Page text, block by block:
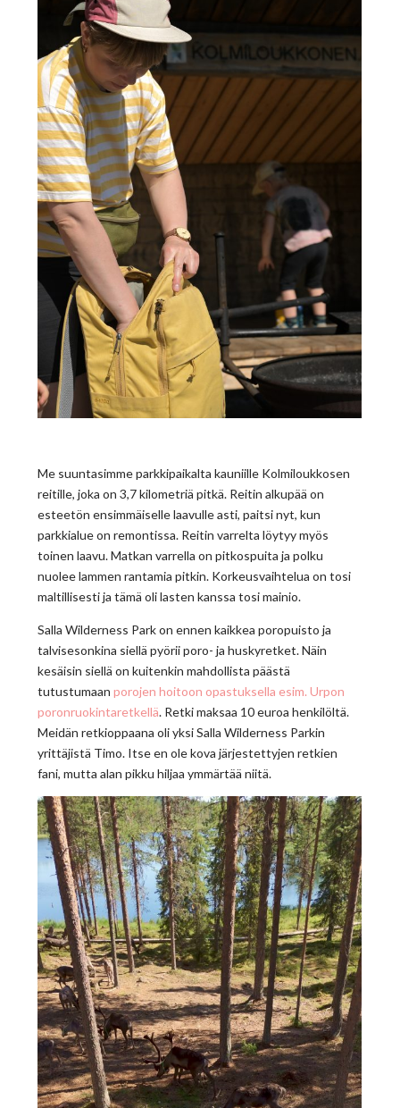
Me suuntasimme parkkipaikalta kauniille Kolmiloukkosen
reitille, joka on 3,7 kilometriä pitkä. Reitin alkupää on
esteetön ensimmäiselle laavulle asti, paitsi nyt, kun
parkkialue on remontissa. Reitin varrelta löytyy myös
toinen laavu. Matkan varrella on pitkospuita ja polku
nuolee lammen rantamia pitkin. Korkeusvaihtelua on tosi
maltillisesti ja tämä oli lasten kanssa tosi mainio.
Salla Wilderness Park on ennen kaikkea poropuisto ja
talvisesonkina siellä pyörii poro- ja huskyretket. Näin
kesäisin siellä on kuitenkin mahdollista päästä
tutustumaanporojen hoitoon opastuksella esim. Urpon
poronruokintaretkellä. Retki maksaa 10 euroa henkilöltä.
Meidän retkioppaana oli yksi Salla Wilderness Parkin
yrittäjistä Timo. Itse en ole kova järjestettyjen retkien
fani, mutta alan pikku hiljaa ymmärtää niitä.